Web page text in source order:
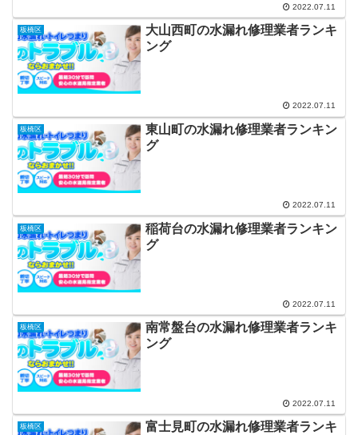
2022.07.11
板橋区
大山西町の水漏れ修理業者ランキ
ング
2022.07.11
板橋区
東山町の水漏れ修理業者ランキン
グ
2022.07.11
板橋区
稲荷台の水漏れ修理業者ランキン
グ
2022.07.11
板橋区
南常盤台の水漏れ修理業者ランキ
ング
2022.07.11
板橋区
富士見町の水漏れ修理業者ランキ